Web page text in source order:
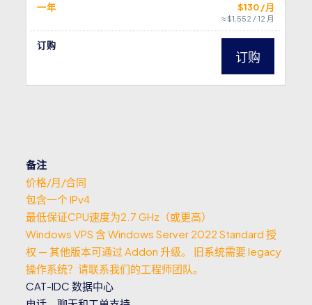
一年 $130 /月
≈ $1,552 / 12 月
订购
订购
备注
价格/月/合同
包含一个 IPv4
最低保证CPU速度为2.7 GHz（或更高）
Windows VPS 含 Windows Server 2022 Standard 授
权 — 其他版本可通过 Addon 升级。 旧系统需要 legacy
操作系统？请联系我们的工程师团队。
CAT-IDC 数据中心